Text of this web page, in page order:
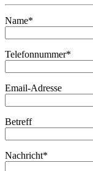
Name*
Telefonnummer*
Email-Adresse
Betreff
Nachricht*